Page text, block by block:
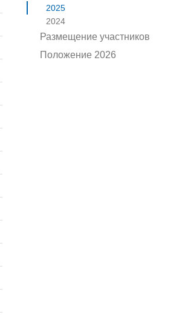
2025
2024
Размещение участников
Положение 2026